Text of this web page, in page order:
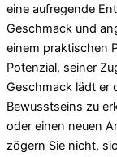
eine aufregende
Geschmack und
einem praktischen
Potenzial, seiner
Geschmack lädt er
Bewusstseins zu
oder einen neuen
zögern Sie nicht,